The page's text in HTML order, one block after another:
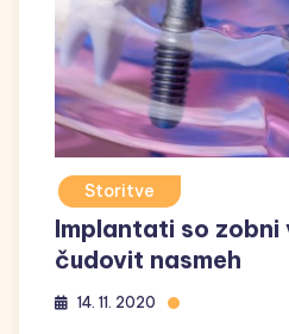
Storitve
Implantati so zobni
čudovit nasmeh
14. 11. 2020